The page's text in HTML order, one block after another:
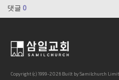
댓글 0
Copyright (c) 1999-2026 Built by Samilchurch